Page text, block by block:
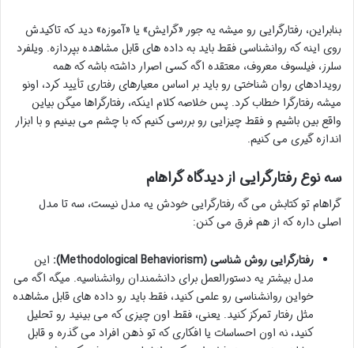
بنابراین، رفتارگرایی رو میشه یه جور «گرایش» یا «آموزه» دید که تاکیدش
روی اینه که روانشناسی فقط باید به داده های قابل مشاهده بپردازه. ویلفرد
سلرز، فیلسوف معروف، معتقده اگه کسی اصرار داشته باشه که همه
رویدادهای روان شناختی رو باید بر اساس معیارهای رفتاری تأیید کرد، اونو
میشه رفتارگرا خطاب کرد. پس خلاصه کلام اینکه، رفتارگراها میگن بیاین
واقع بین باشیم و فقط چیزایی رو بررسی کنیم که با چشم می بینیم و با ابزار
اندازه گیری می کنیم.
سه نوع رفتارگرایی از دیدگاه گراهام
گراهام تو کتابش می گه رفتارگرایی خودش یه مدل نیست، سه تا مدل
اصلی داره که از هم فرق می کنن:
رفتارگرایی روش شناسی (Methodological Behaviorism):
این
مدل بیشتر یه دستورالعمل برای دانشمندان روانشناسیه. میگه اگه می
خواین روانشناسی رو علمی کنید، فقط باید رو داده های قابل مشاهده
مثل رفتار تمرکز کنید. یعنی، فقط اون چیزی که می بینید رو تحلیل
کنید، نه اون احساسات یا افکاری که تو ذهن افراد می گذره و قابل